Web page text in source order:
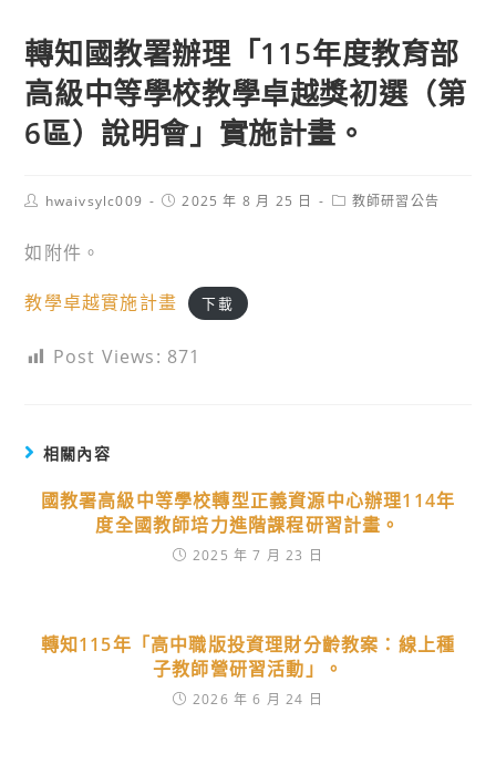
轉知國教署辦理「115年度教育部
高級中等學校教學卓越獎初選（第
6區）說明會」實施計畫。
Posthwaivsylc009
Post2025 年 8 月 25 日
Post教師研習公告
如附件。
教學卓越實施計畫 下載
Post Views: 871
相關內容
國教署高級中等學校轉型正義資源中心辦理114年
度全國教師培力進階課程研習計畫。
2025 年 7 月 23 日
轉知115年「高中職版投資理財分齡教案：線上種
子教師營研習活動」。
2026 年 6 月 24 日